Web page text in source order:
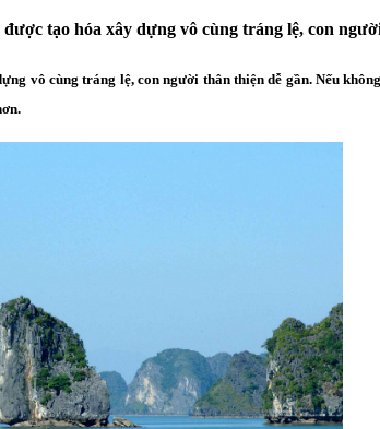
tạo hóa xây dựng vô cùng tráng lệ, con
vô cùng tráng lệ, con người thân thiện dễ gần. Nếu